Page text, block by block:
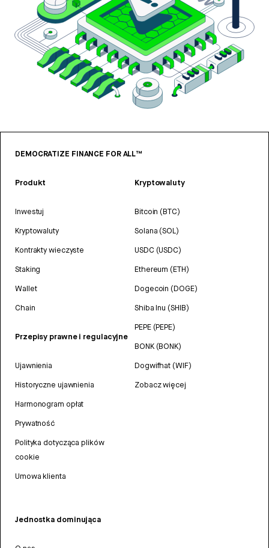
DEMOCRATIZE FINANCE FOR ALL™
Produkt
Inwestuj
Kryptowaluty
Kontrakty wieczyste
Staking
Wallet
Chain
Przepisy prawne i regulacyjne
Ujawnienia
Historyczne ujawnienia
Harmonogram opłat
Prywatność
Polityka dotycząca plików
cookie
Umowa klienta
Kryptowaluty
Bitcoin (BTC)
Solana (SOL)
USDC (USDC)
Ethereum (ETH)
Dogecoin (DOGE)
Shiba Inu (SHIB)
PEPE (PEPE)
BONK (BONK)
Dogwifhat (WIF)
Zobacz więcej
Jednostka dominująca